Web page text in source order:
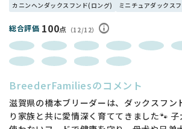
カニンヘンダックスフンド(ロング) ミニチュアダックス
総合評価 100点 （12/12）
BreederFamiliesのコメント
滋賀県の橋本ブリーダーは、ダックスフン
り家族と共に愛情深く育ててきました🐾